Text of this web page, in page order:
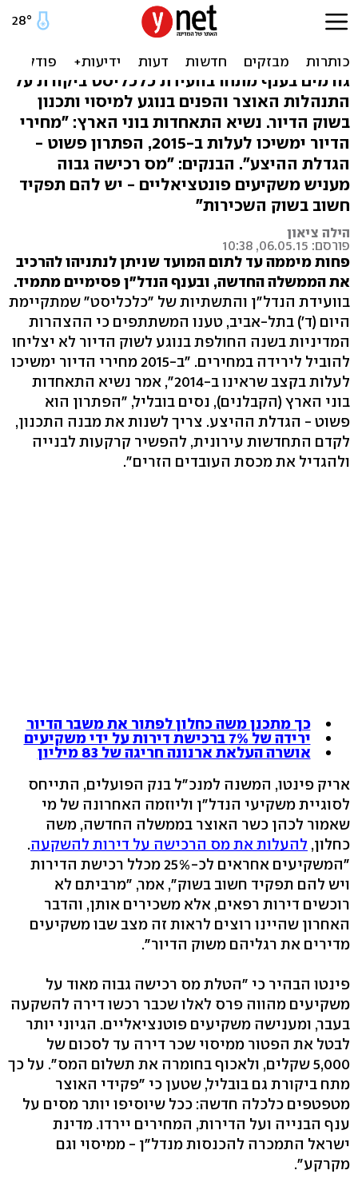
הקבלנים: המדינה התמכרה
להכנסות מנדל"ן
גורמים בענף מתחו בוועידת כלכליסט ביקורת על
התנהלות האוצר והפנים בנוגע למיסוי ותכנון
בשוק הדיור. נשיא התאחדות בוני הארץ: "מחירי
הדיור ימשיכו לעלות ב-2015, הפתרון פשוט -
הגדלת ההיצע". הבנקים: "מס רכישה גבוה
מעניש משקיעים פונטציאליים - יש להם תפקיד
חשוב בשוק השכירות"
הילה ציאון
פורסם: 06.05.15, 10:38
פחות מיממה עד לתום המועד שניתן לנתניהו להרכיב
את הממשלה החדשה, ובענף הנדל"ן פסימיים מתמיד.
בוועידת הנדל"ן והתשתיות של "כלכליסט" שמתקיימת
היום (ד') בתל-אביב, טענו המשתתפים כי ההצהרות
המדיניות בשנה החולפת בנוגע לשוק הדיור לא יצליחו
להוביל לירידה במחירים. "ב-2015 מחירי הדיור ימשיכו
לעלות בקצב שראינו ב-2014", אמר נשיא התאחדות
בוני הארץ (הקבלנים), נסים בובליל, "הפתרון הוא
פשוט - הגדלת ההיצע. צריך לשנות את מבנה התכנון,
לקדם התחדשות עירונית, להפשיר קרקעות לבנייה
ולהגדיל את מכסת העובדים הזרים".
כך מתכנן משה כחלון לפתור את משבר הדיור
ירידה של 7% ברכישת דירות על ידי משקיעים
אושרה העלאת ארנונה חריגה של 83 מיליון
אריק פינטו, המשנה למנכ"ל בנק הפועלים, התייחס
לסוגיית משקיעי הנדל"ן וליוזמה האחרונה של מי
שאמור לכהן כשר האוצר בממשלה החדשה, משה
כחלון, להעלות את מס הרכישה על דירות להשקעה.
"המשקיעים אחראים לכ-25% מכלל רכישת הדירות
ויש להם תפקיד חשוב בשוק", אמר, "מרביתם לא
רוכשים דירות רפאים, אלא משכירים אותן, והדבר
האחרון שהיינו רוצים לראות זה מצב שבו משקיעים
מדירים את רגליהם משוק הדיור".
פינטו הבהיר כי "הטלת מס רכישה גבוה מאוד על
משקיעים מהווה פרס לאלו שכבר רכשו דירה להשקעה
בעבר, ומענישה משקיעים פוטנציאליים. הגיוני יותר
לבטל את הפטור ממיסוי שכר דירה עד לסכום של
5,000 שקלים, ולאכוף בחומרה את תשלום המס". על כך
מתח ביקורת גם בובליל, שטען כי "פקידי האוצר
מטפטפים כלכלה חדשה: ככל שיוסיפו יותר מסים על
ענף הבנייה ועל הדירות, המחירים יירדו. מדינת
ישראל התמכרה להכנסות מנדל"ן - ממיסוי וגם
מקרקע".